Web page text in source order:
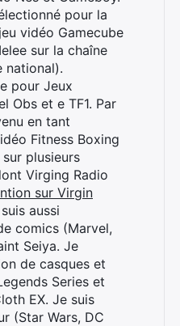
pour la
vidéo Gamecube
sur la chaîne
national).
pour Jeux
Obs et e TF1. Par
en tant
Fitness Boxing
plusieurs
Virging Radio
sur Virgin
aussi
comics (Marvel,
Seiya. Je
de casques et
Series et
EX. Je suis
(Star Wars, DC